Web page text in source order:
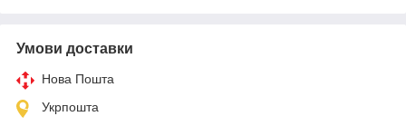
Умови доставки
Нова Пошта
Укрпошта